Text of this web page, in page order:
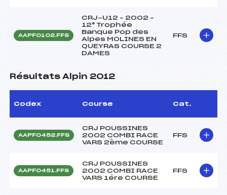
AAPF0102.FFS
CRJ-U12 – 2002 –
12° Trophée
Banque Pop des
Alpes MOLINES EN
QUEYRAS COURSE 2
DAMES
FFS
Résultats Alpin 2012
Codex Course Cat.
AAPF0452.FFS
CRJ POUSSINES
2002 COMBI RACE
VARS 2ème COURSE
FFS
AAPF0451.FFS
CRJ POUSSINES
2002 COMBI RACE
VARS 1ére COURSE
FFS